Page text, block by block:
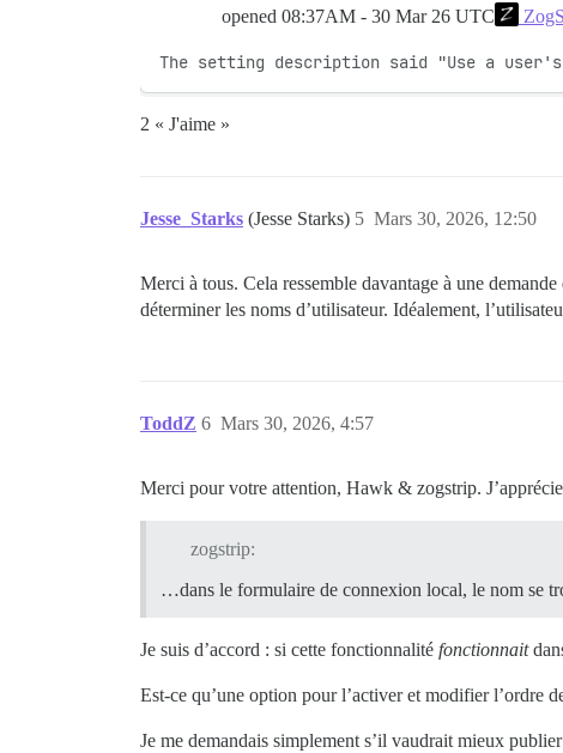
opened 08:37AM - 30 Mar 26 UTC
The setting description said "Use a user's
2 « J'aime »
Jesse_Starks (Jesse Starks) Mars 30, 2026, 12:50
5
Merci à tous. Cela ressemble davantage à une
déterminer les noms d’utilisateur. Idéalement,
ToddZ Mars 30, 2026, 4:57
6
Merci pour votre attention, Hawk & zogstrip.
zogstrip:
…dans le formulaire de connexion local, le nom se
Je suis d’accord : si cette fonctionnalité fonctionnait
Est-ce qu’une option pour l’activer et modifier l’ordre
Je me demandais simplement s’il vaudrait mieux